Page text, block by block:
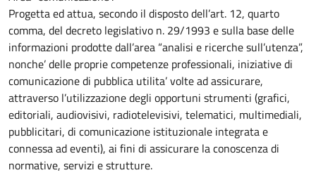
Progetta ed attua, secondo il disposto dell’art. 12, quarto
comma, del decreto legislativo n. 29/1993 e sulla base delle
informazioni prodotte dall’area “analisi e ricerche sull’utenza”,
nonche’ delle proprie competenze professionali, iniziative di
comunicazione di pubblica utilita’ volte ad assicurare,
attraverso l’utilizzazione degli opportuni strumenti (grafici,
editoriali, audiovisivi, radiotelevisivi, telematici, multimediali,
pubblicitari, di comunicazione istituzionale integrata e
connessa ad eventi), ai fini di assicurare la conoscenza di
normative, servizi e strutture.